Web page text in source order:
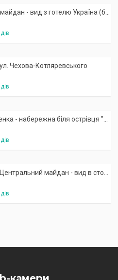
Театральний майдан - вид з готелю Україна (бульв.Шевченка, 23)
Чехова-Котляревського
парк ім.Шевченка - набережна біля острівця "Закоханих"
смт.Гусятин - Центральний майдан - вид в сторону фонтану